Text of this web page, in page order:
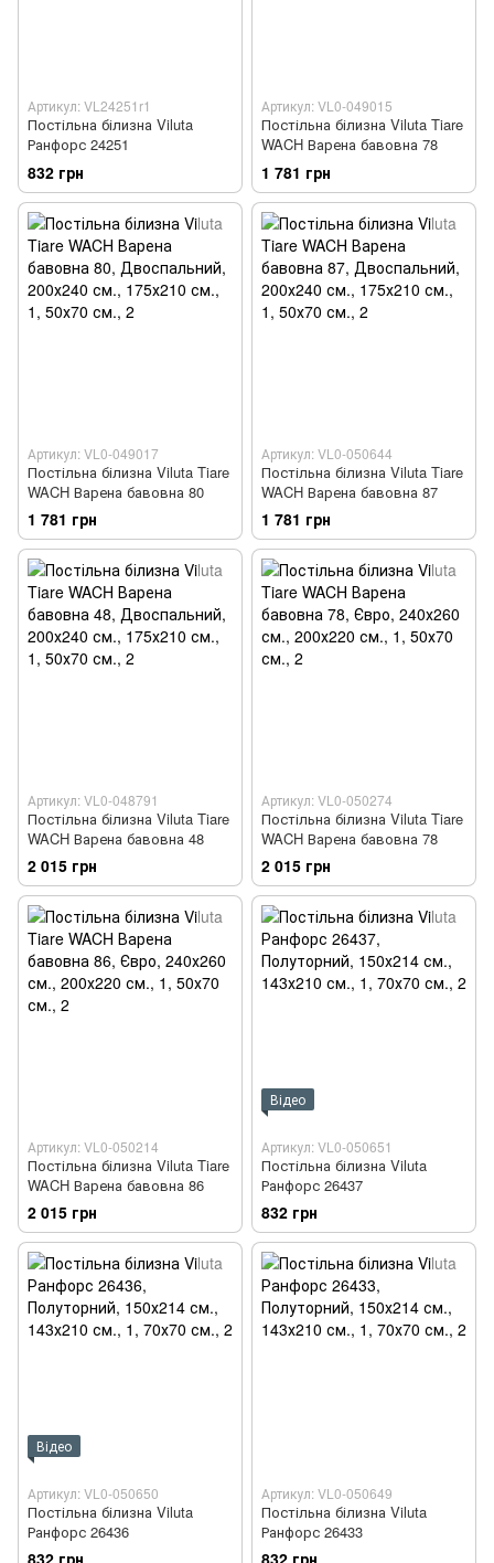
Артикул: VL24251r1
Постільна білизна Viluta
Ранфорс 24251
832 грн
Артикул: VL0-049015
Постільна білизна Viluta Tiare
WACH Варена бавовна 78
1 781 грн
Артикул: VL0-049017
Постільна білизна Viluta Tiare
WACH Варена бавовна 80
1 781 грн
Артикул: VL0-050644
Постільна білизна Viluta Tiare
WACH Варена бавовна 87
1 781 грн
Артикул: VL0-048791
Постільна білизна Viluta Tiare
WACH Варена бавовна 48
2 015 грн
Артикул: VL0-050274
Постільна білизна Viluta Tiare
WACH Варена бавовна 78
2 015 грн
Артикул: VL0-050214
Постільна білизна Viluta Tiare
WACH Варена бавовна 86
2 015 грн
Відео
Артикул: VL0-050651
Постільна білизна Viluta
Ранфорс 26437
832 грн
Відео
Артикул: VL0-050650
Постільна білизна Viluta
Ранфорс 26436
Артикул: VL0-050649
Постільна білизна Viluta
Ранфорс 26433